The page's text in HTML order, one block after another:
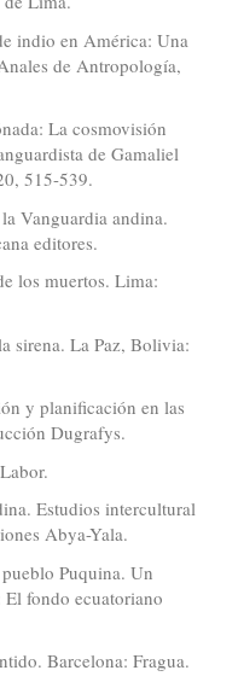
indio en América: Una
de Antropología,
La cosmovisión
de Gamaliel
515-539.
Vanguardia andina.
editores.
los muertos. Lima:
sirena. La Paz, Bolivia:
y planificación en las
Dugrafys.
Estudios intercultural
Abya-Yala.
Puquina. Un
fondo ecuatoriano
Barcelona: Fragua.